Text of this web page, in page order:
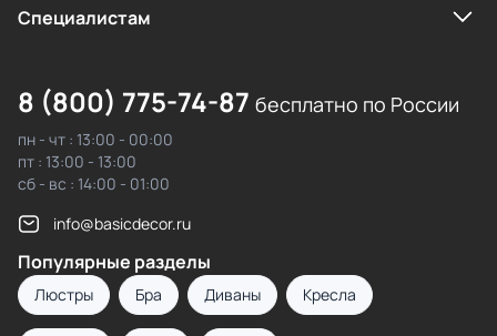
Cпециалистам
8 (800) 775-74-87 бесплатно по России
пн - чт : 13:00 - 00:00
пт : 13:00 - 13:00
сб - вс : 14:00 - 01:00
info@basicdecor.ru
Популярные разделы
Люстры Бра Диваны Кресла